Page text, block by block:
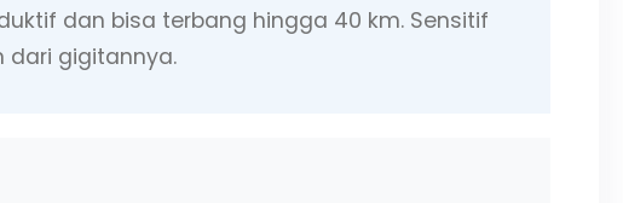
dan bisa terbang hingga 40 km. Sensitif
dari gigitannya.